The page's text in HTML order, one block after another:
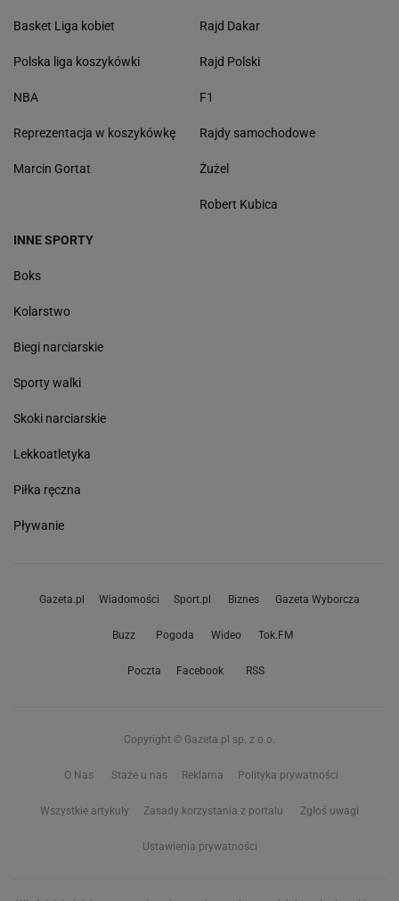
Basket Liga kobiet
Polska liga koszykówki
NBA
Reprezentacja w koszykówkę
Marcin Gortat
Rajd Dakar
Rajd Polski
F1
Rajdy samochodowe
Żużel
Robert Kubica
INNE SPORTY
Boks
Kolarstwo
Biegi narciarskie
Sporty walki
Skoki narciarskie
Lekkoatletyka
Piłka ręczna
Pływanie
Gazeta.pl Wiadomości Sport.pl Biznes Gazeta Wyborcza
Buzz Pogoda Wideo Tok.FM
Poczta Facebook RSS
Copyright © Gazeta.pl sp. z o.o.
O Nas Staże u nas Reklama Polityka prywatności
Wszystkie artykuły Zasady korzystania z portalu Zgłoś uwagi
Ustawienia prywatności